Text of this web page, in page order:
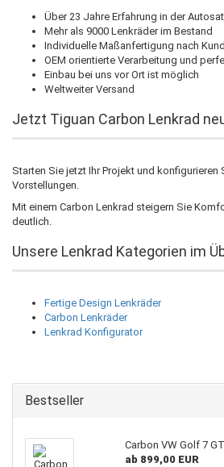
Über 23 Jahre Erfahrung in der
Mehr als 9000 Lenkräder im Bestand
Individuelle Maßanfertigung nach
OEM orientierte Verarbeitung und
Einbau bei uns vor Ort ist möglich
Weltweiter Versand
Jetzt Tiguan Carbon Lenkrad
Starten Sie jetzt Ihr Projekt und konfigurieren
Vorstellungen.
Mit einem Carbon Lenkrad steigern Sie
deutlich.
Unsere Lenkrad Kategorien im
Fertige Design Lenkräder
Carbon Lenkräder
Lenkrad Konfigurator
Bestseller
Carbon VW Golf 7
ab 899,00 EUR